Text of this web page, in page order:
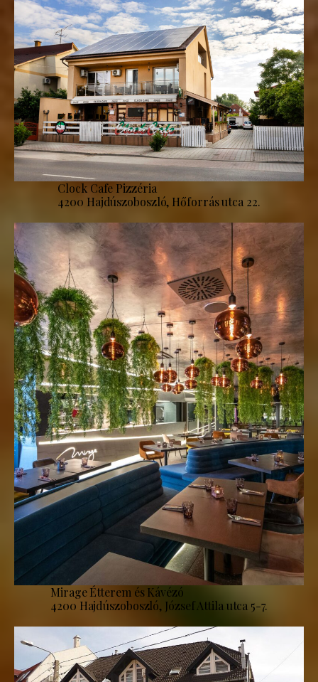
Clock Cafe Pizzéria
4200 Hajdúszoboszló, Hőforrás utca 22.
Mirage Étterem és Kávézó
4200 Hajdúszoboszló, József Attila utca 5-7.